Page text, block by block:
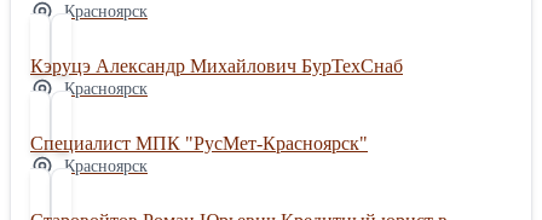
Красноярск
Кэруцэ Александр Михайлович БурТехСнаб
Красноярск
Специалист МПК "РусМет-Красноярск"
Красноярск